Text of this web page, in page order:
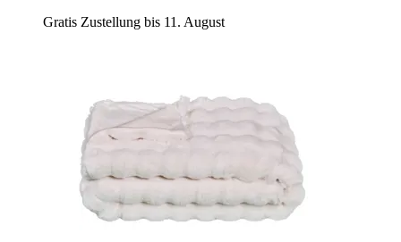
Gratis Zustellung bis 11. August